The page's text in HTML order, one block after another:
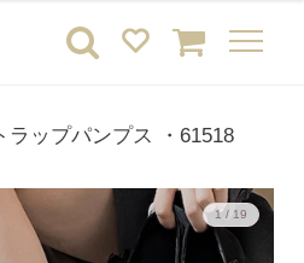
ラップパンプス ・61518
1 / 19